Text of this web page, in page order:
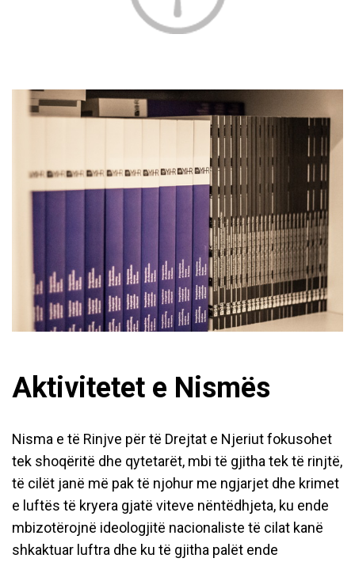
Aktivitetet e Nismës
Nisma e të Rinjve për të Drejtat e Njeriut fokusohet
tek shoqëritë dhe qytetarët, mbi të gjitha tek të rinjtë,
të cilët janë më pak të njohur me ngjarjet dhe krimet
e luftës të kryera gjatë viteve nëntëdhjeta, ku ende
mbizotërojnë ideologjitë nacionaliste të cilat kanë
shkaktuar luftra dhe ku të gjitha palët ende